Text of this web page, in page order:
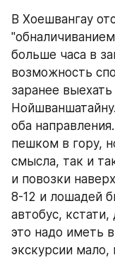
В Хоешвангау
больше часа в
возможность
заранее
оба
пешком в гору,
смысла, так и
и повозки
8-12 и лошадей
автобус,
это надо иметь
экскурсии